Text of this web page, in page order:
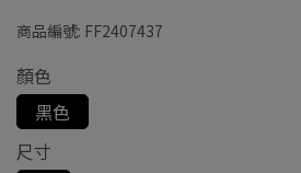
商品編號: FF2407437
顏色
黑色
尺寸